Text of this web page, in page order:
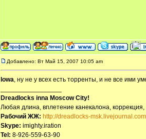
Добавлено: Вт Май 15, 2007 10:05 am
Iowa, ну не у всех есть торренты, и не все ими
Dreadlocks inna Moscow Сity!
Любая длина, вплетение канекалона,
Рабочий ЖЖ: http://dreadlocks-
Skype: imighty.iration
Tel: 8-926-559-63-90